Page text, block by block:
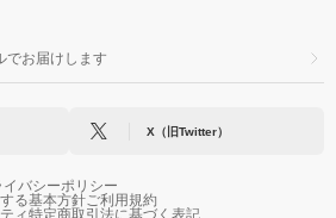
でお届けします
X（旧Twitter）
バシーポリシー
る基本方針ご利用規約